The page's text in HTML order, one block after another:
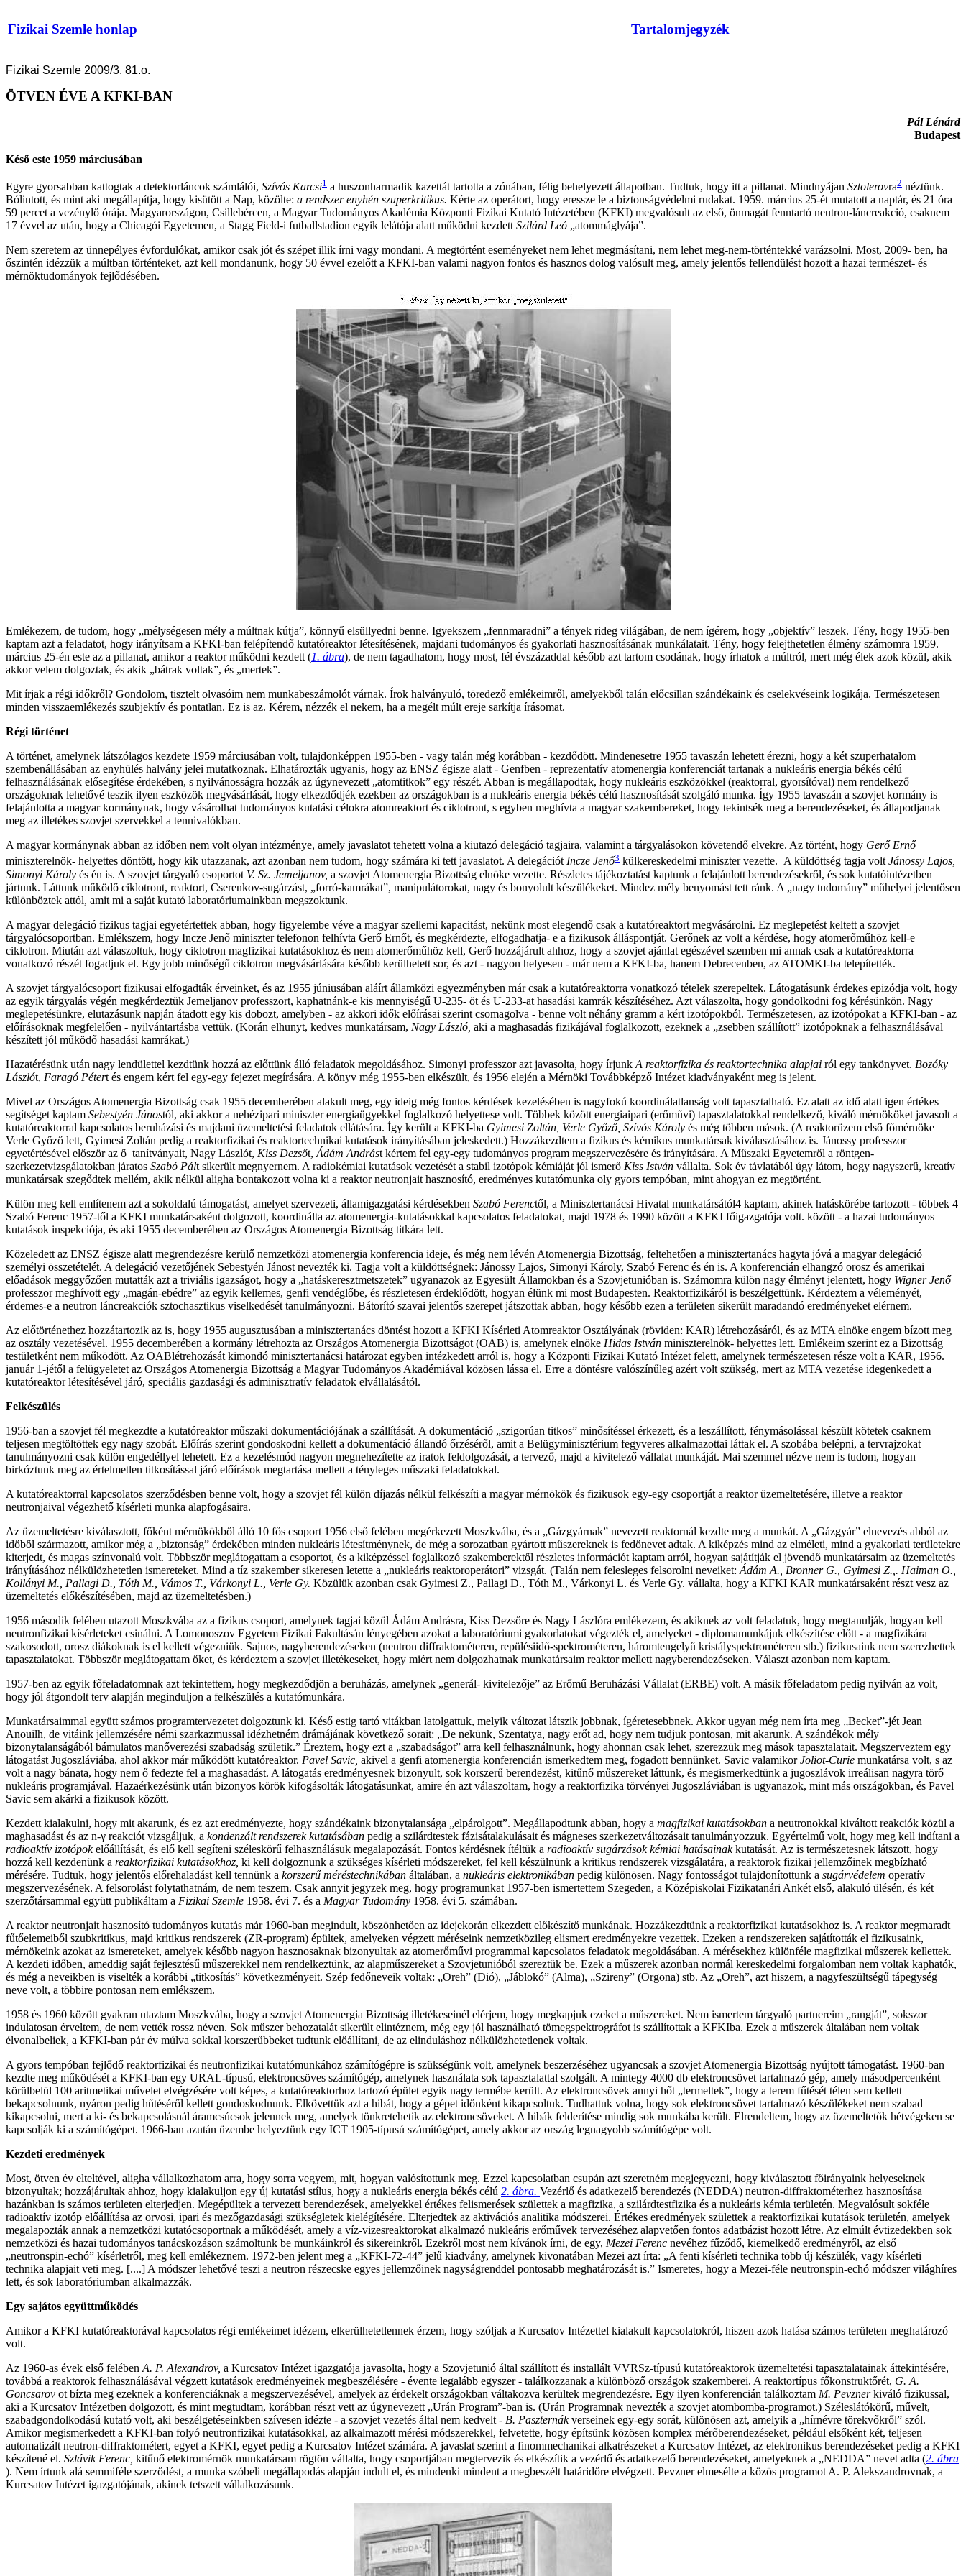
Fizikai Szemle honlap Tartalomjegyzék
Fizikai Szemle 2009/3. 81.o.
ÖTVEN ÉVE A KFKI-BAN
Pál Lénárd
Budapest
Késő este 1959 márciusában
Egyre gyorsabban kattogtak a detektorláncok számlálói, Szívós Karcsi1 a huszonharmadik kazettát tartotta a zónában, félig behelyezett állapotban. Tudtuk, hogy itt a pillanat. Mindnyájan Sztolerovra2 néztünk.
Bólintott, és mint aki megállapítja, hogy kisütött a Nap, közölte: a rendszer enyhén szuperkritikus. Kérte az operátort, hogy eressze le a biztonságvédelmi rudakat. 1959. március 25-ét mutatott a naptár, és 21 óra
59 percet a vezénylő órája. Magyarországon, Csillebércen, a Magyar Tudományos Akadémia Központi Fizikai Kutató Intézetében (KFKI) megvalósult az első, önmagát fenntartó neutron-láncreakció, csaknem
17 évvel az után, hogy a Chicagói Egyetemen, a Stagg Field-i futballstadion egyik lelátója alatt működni kezdett Szilárd Leó „atommáglyája”.
Nem szeretem az ünnepélyes évfordulókat, amikor csak jót és szépet illik írni vagy mondani. A megtörtént eseményeket nem lehet megmásítani, nem lehet meg-nem-történtekké varázsolni. Most, 2009- ben, ha
őszintén idézzük a múltban történteket, azt kell mondanunk, hogy 50 évvel ezelőtt a KFKI-ban valami nagyon fontos és hasznos dolog valósult meg, amely jelentős fellendülést hozott a hazai természet- és
mérnöktudományok fejlődésében.
Emlékezem, de tudom, hogy „mélységesen mély a múltnak kútja”, könnyű elsüllyedni benne. Igyekszem „fennmaradni” a tények rideg világában, de nem ígérem, hogy „objektív” leszek. Tény, hogy 1955-ben
kaptam azt a feladatot, hogy irányítsam a KFKI-ban felépítendő kutatóreaktor létesítésének, majdani tudományos és gyakorlati hasznosításának munkálatait. Tény, hogy felejthetetlen élmény számomra 1959.
március 25-én este az a pillanat, amikor a reaktor működni kezdett (1. ábra), de nem tagadhatom, hogy most, fél évszázaddal később azt tartom csodának, hogy írhatok a múltról, mert még élek azok közül, akik
akkor velem dolgoztak, és akik „bátrak voltak”, és „mertek”.
Mit írjak a régi időkről? Gondolom, tisztelt olvasóim nem munkabeszámolót várnak. Írok halványuló, töredező emlékeimről, amelyekből talán előcsillan szándékaink és cselekvéseink logikája. Természetesen
minden visszaemlékezés szubjektív és pontatlan. Ez is az. Kérem, nézzék el nekem, ha a megélt múlt ereje sarkítja írásomat.
Régi történet
A történet, amelynek látszólagos kezdete 1959 márciusában volt, tulajdonképpen 1955-ben - vagy talán még korábban - kezdődött. Mindenesetre 1955 tavaszán lehetett érezni, hogy a két szuperhatalom
szembenállásában az enyhülés halvány jelei mutatkoznak. Elhatározták ugyanis, hogy az ENSZ égisze alatt - Genfben - reprezentatív atomenergia konferenciát tartanak a nukleáris energia békés célú
felhasználásának elősegítése érdekében, s nyilvánosságra hozzák az úgynevezett „atomtitkok” egy részét. Abban is megállapodtak, hogy nukleáris eszközökkel (reaktorral, gyorsítóval) nem rendelkező
országoknak lehetővé teszik ilyen eszközök megvásárlását, hogy elkezdődjék ezekben az országokban is a nukleáris energia békés célú hasznosítását szolgáló munka. Így 1955 tavaszán a szovjet kormány is
felajánlotta a magyar kormánynak, hogy vásárolhat tudományos kutatási célokra atomreaktort és ciklotront, s egyben meghívta a magyar szakembereket, hogy tekintsék meg a berendezéseket, és állapodjanak
meg az illetékes szovjet szervekkel a tennivalókban.
A magyar kormánynak abban az időben nem volt olyan intézménye, amely javaslatot tehetett volna a kiutazó delegáció tagjaira, valamint a tárgyalásokon követendő elvekre. Az történt, hogy Gerő Ernő
miniszterelnök- helyettes döntött, hogy kik utazzanak, azt azonban nem tudom, hogy számára ki tett javaslatot. A delegációtIncze Jenő3 külkereskedelmi miniszter vezette. A küldöttség tagja voltJánossy Lajos,
Simonyi Károly és én is. A szovjet tárgyaló csoportot V. Sz. Jemeljanov, a szovjet Atomenergia Bizottság elnöke vezette. Részletes tájékoztatást kaptunk a felajánlott berendezésekről, és sok kutatóintézetben
jártunk. Láttunk működő ciklotront, reaktort, Cserenkov-sugárzást, „forró-kamrákat”, manipulátorokat, nagy és bonyolult készülékeket. Mindez mély benyomást tett ránk. A „nagy tudomány” műhelyei jelentősen
különböztek attól, amit mi a saját kutató laboratóriumainkban megszoktunk.
A magyar delegáció fizikus tagjai egyetértettek abban, hogy figyelembe véve a magyar szellemi kapacitást, nekünk most elegendő csak a kutatóreaktort megvásárolni. Ez meglepetést keltett a szovjet
tárgyalócsoportban. Emlékszem, hogy Incze Jenő miniszter telefonon felhívta Gerő Ernőt, és megkérdezte, elfogadhatja- e a fizikusok álláspontját. Gerőnek az volt a kérdése, hogy atomerőműhöz kell-e
ciklotron. Miután azt válaszoltuk, hogy ciklotron magfizikai kutatásokhoz és nem atomerőműhöz kell, Gerő hozzájárult ahhoz, hogy a szovjet ajánlat egészével szemben mi annak csak a kutatóreaktorra
vonatkozó részét fogadjuk el. Egy jobb minőségű ciklotron megvásárlására később kerülhetett sor, és azt - nagyon helyesen - már nem a KFKI-ba, hanem Debrecenben, az ATOMKI-ba telepítették.
A szovjet tárgyalócsoport fizikusai elfogadták érveinket, és az 1955 júniusában aláírt államközi egyezményben már csak a kutatóreaktorra vonatkozó tételek szerepeltek. Látogatásunk érdekes epizódja volt, hogy
az egyik tárgyalás végén megkérdeztük Jemeljanov professzort, kaphatnánk-e kis mennyiségű U-235- öt és U-233-at hasadási kamrák készítéséhez. Azt válaszolta, hogy gondolkodni fog kérésünkön. Nagy
meglepetésünkre, elutazásunk napján átadott egy kis dobozt, amelyben - az akkori idők előírásai szerint csomagolva - benne volt néhány gramm a kért izotópokból. Természetesen, az izotópokat a KFKI-ban - az
előírásoknak megfelelően - nyilvántartásba vettük. (Korán elhunyt, kedves munkatársam, Nagy László, aki a maghasadás fizikájával foglalkozott, ezeknek a „zsebben szállított” izotópoknak a felhasználásával
készített jól működő hasadási kamrákat.)
Hazatérésünk után nagy lendülettel kezdtünk hozzá az előttünk álló feladatok megoldásához. Simonyi professzor azt javasolta, hogy írjunk A reaktorfizika és reaktortechnika alapjai ról egy tankönyvet. Bozóky
Lászlót, Faragó Pétert és engem kért fel egy-egy fejezet megírására. A könyv még 1955-ben elkészült, és 1956 elején a Mérnöki Továbbképző Intézet kiadványaként meg is jelent.
Mivel az Országos Atomenergia Bizottság csak 1955 decemberében alakult meg, egy ideig még fontos kérdések kezelésében is nagyfokú koordinálatlanság volt tapasztalható. Ez alatt az idő alatt igen értékes
segítséget kaptam Sebestyén Jánostól, aki akkor a nehézipari miniszter energiaügyekkel foglalkozó helyettese volt. Többek között energiaipari (erőművi) tapasztalatokkal rendelkező, kiváló mérnököket javasolt a
kutatóreaktorral kapcsolatos beruházási és majdani üzemeltetési feladatok ellátására. Így került a KFKI-ba Gyimesi Zoltán, Verle Győző, Szívós Károly és még többen mások. (A reaktorüzem első főmérnöke
Verle Győző lett, Gyimesi Zoltán pedig a reaktorfizikai és reaktortechnikai kutatások irányításában jeleskedett.) Hozzákezdtem a fizikus és kémikus munkatársak kiválasztásához is. Jánossy professzor
egyetértésével először az ő tanítványait, Nagy Lászlót, Kiss Dezsőt, Ádám Andrást kértem fel egy-egy tudományos program megszervezésére és irányítására. A Műszaki Egyetemről a röntgen-
szerkezetvizsgálatokban járatos Szabó Pált sikerült megnyernem. A radiokémiai kutatások vezetését a stabil izotópok kémiáját jól ismerő Kiss István vállalta. Sok év távlatából úgy látom, hogy nagyszerű, kreatív
munkatársak szegődtek mellém, akik nélkül aligha bontakozott volna ki a reaktor neutronjait hasznosító, eredményes kutatómunka oly gyors tempóban, mint ahogyan ez megtörtént.
Külön meg kell említenem azt a sokoldalú támogatást, amelyet szervezeti, államigazgatási kérdésekben Szabó Ferenctől, a Minisztertanácsi Hivatal munkatársától4 kaptam, akinek hatáskörébe tartozott - többek 4
Szabó Ferenc 1957-től a KFKI munkatársaként dolgozott, koordinálta az atomenergia-kutatásokkal kapcsolatos feladatokat, majd 1978 és 1990 között a KFKI főigazgatója volt. között - a hazai tudományos
kutatások inspekciója, és aki 1955 decemberében az Országos Atomenergia Bizottság titkára lett.
Közeledett az ENSZ égisze alatt megrendezésre kerülő nemzetközi atomenergia konferencia ideje, és még nem lévén Atomenergia Bizottság, feltehetően a minisztertanács hagyta jóvá a magyar delegáció
személyi összetételét. A delegáció vezetőjének Sebestyén Jánost nevezték ki. Tagja volt a küldöttségnek: Jánossy Lajos, Simonyi Károly, Szabó Ferenc és én is. A konferencián elhangzó orosz és amerikai
előadások meggyőzően mutatták azt a triviális igazságot, hogy a „hatáskeresztmetszetek” ugyanazok az Egyesült Államokban és a Szovjetunióban is. Számomra külön nagy élményt jelentett, hogy Wigner Jenő
professzor meghívott egy „magán-ebédre” az egyik kellemes, genfi vendéglőbe, és részletesen érdeklődött, hogyan élünk mi most Budapesten. Reaktorfizikáról is beszélgettünk. Kérdeztem a véleményét,
érdemes-e a neutron láncreakciók sztochasztikus viselkedését tanulmányozni. Bátorító szavai jelentős szerepet játszottak abban, hogy később ezen a területen sikerült maradandó eredményeket elérnem.
Az előtörténethez hozzátartozik az is, hogy 1955 augusztusában a minisztertanács döntést hozott a KFKI Kísérleti Atomreaktor Osztályának (röviden: KAR) létrehozásáról, és az MTA elnöke engem bízott meg
az osztály vezetésével. 1955 decemberében a kormány létrehozta az Országos Atomenergia Bizottságot (OAB) is, amelynek elnöke Hidas István miniszterelnök- helyettes lett. Emlékeim szerint ez a Bizottság
testületként nem működött. Az OABlétrehozását kimondó minisztertanácsi határozat egyben intézkedett arról is, hogy a Központi Fizikai Kutató Intézet felett, amelynek természetesen része volt a KAR, 1956.
január 1-jétől a felügyeletet az Országos Atomenergia Bizottság a Magyar Tudományos Akadémiával közösen lássa el. Erre a döntésre valószínűleg azért volt szükség, mert az MTA vezetése idegenkedett a
kutatóreaktor létesítésével járó, speciális gazdasági és adminisztratív feladatok elvállalásától.
Felkészülés
1956-ban a szovjet fél megkezdte a kutatóreaktor műszaki dokumentációjának a szállítását. A dokumentáció „szigorúan titkos” minősítéssel érkezett, és a leszállított, fénymásolással készült kötetek csaknem
teljesen megtöltöttek egy nagy szobát. Előírás szerint gondoskodni kellett a dokumentáció állandó őrzéséről, amit a Belügyminisztérium fegyveres alkalmazottai láttak el. A szobába belépni, a tervrajzokat
tanulmányozni csak külön engedéllyel lehetett. Ez a kezelésmód nagyon megnehezítette az iratok feldolgozását, a tervező, majd a kivitelező vállalat munkáját. Mai szemmel nézve nem is tudom, hogyan
birkóztunk meg az értelmetlen titkosítással járó előírások megtartása mellett a tényleges műszaki feladatokkal.
A kutatóreaktorral kapcsolatos szerződésben benne volt, hogy a szovjet fél külön díjazás nélkül felkészíti a magyar mérnökök és fizikusok egy-egy csoportját a reaktor üzemeltetésére, illetve a reaktor
neutronjaival végezhető kísérleti munka alapfogásaira.
Az üzemeltetésre kiválasztott, főként mérnökökből álló 10 fős csoport 1956 első felében megérkezett Moszkvába, és a „Gázgyárnak” nevezett reaktornál kezdte meg a munkát. A „Gázgyár” elnevezés abból az
időből származott, amikor még a „biztonság” érdekében minden nukleáris létesítménynek, de még a sorozatban gyártott műszereknek is fedőnevet adtak. A kiképzés mind az elméleti, mind a gyakorlati területekre
kiterjedt, és magas színvonalú volt. Többször meglátogattam a csoportot, és a kiképzéssel foglalkozó szakemberektől részletes információt kaptam arról, hogyan sajátítják el jövendő munkatársaim az üzemeltetés
irányításához nélkülözhetetlen ismereteket. Mind a tíz szakember sikeresen letette a „nukleáris reaktoroperátori” vizsgát. (Talán nem felesleges felsorolni neveiket: Ádám A., Bronner G., Gyimesi Z.,. Haiman O.,
Kollányi M., Pallagi D., Tóth M., Vámos T., Várkonyi L., Verle Gy. Közülük azonban csak Gyimesi Z., Pallagi D., Tóth M., Várkonyi L. és Verle Gy. vállalta, hogy a KFKI KAR munkatársaként részt vesz az
üzemeltetés előkészítésében, majd az üzemeltetésben.)
1956 második felében utazott Moszkvába az a fizikus csoport, amelynek tagjai közül Ádám Andrásra, Kiss Dezsőre és Nagy Lászlóra emlékezem, és akiknek az volt feladatuk, hogy megtanulják, hogyan kell
neutronfizikai kísérleteket csinálni. A Lomonoszov Egyetem Fizikai Fakultásán lényegében azokat a laboratóriumi gyakorlatokat végezték el, amelyeket - diplomamunkájuk elkészítése előtt - a magfizikára
szakosodott, orosz diákoknak is el kellett végezniük. Sajnos, nagyberendezéseken (neutron diffraktométeren, repülésiidő-spektrométeren, háromtengelyű kristályspektrométeren stb.) fizikusaink nem szerezhettek
tapasztalatokat. Többször meglátogattam őket, és kérdeztem a szovjet illetékeseket, hogy miért nem dolgozhatnak munkatársaim reaktor mellett nagyberendezéseken. Választ azonban nem kaptam.
1957-ben az egyik főfeladatomnak azt tekintettem, hogy megkezdődjön a beruházás, amelynek „generál- kivitelezője” az Erőmű Beruházási Vállalat (ERBE) volt. A másik főfeladatom pedig nyilván az volt,
hogy jól átgondolt terv alapján meginduljon a felkészülés a kutatómunkára.
Munkatársaimmal együtt számos programtervezetet dolgoztunk ki. Késő estig tartó vitákban latolgattuk, melyik változat látszik jobbnak, ígéretesebbnek. Akkor ugyan még nem írta meg „Becket”-jét Jean
Anouilh, de vitáink jellemzésére némi szarkazmussal idézhetném drámájának következő sorait: „De nekünk, Szentatya, nagy erőt ad, hogy nem tudjuk pontosan, mit akarunk. A szándékok mély
bizonytalanságából bámulatos manőverezési szabadság születik.” Éreztem, hogy ezt a „szabadságot” arra kell felhasználnunk, hogy ahonnan csak lehet, szerezzük meg mások tapasztalatait. Megszerveztem egy
látogatást Jugoszláviába, ahol akkor már működött kutatóreaktor. Pavel Savic, akivel a genfi atomenergia konferencián ismerkedtem meg, fogadott bennünket. Savic valamikorJoliot-Curie munkatársa volt, s az
volt a nagy bánata, hogy nem ő fedezte fel a maghasadást. A látogatás eredményesnek bizonyult, sok korszerű berendezést, kitűnő műszereket láttunk, és megismerkedtünk a jugoszlávok irreálisan nagyra törő
nukleáris programjával. Hazaérkezésünk után bizonyos körök kifogásolták látogatásunkat, amire én azt válaszoltam, hogy a reaktorfizika törvényei Jugoszláviában is ugyanazok, mint más országokban, és Pavel
Savic sem akárki a fizikusok között.
Kezdett kialakulni, hogy mit akarunk, és ez azt eredményezte, hogy szándékaink bizonytalansága „elpárolgott”. Megállapodtunk abban, hogy a magfizikai kutatásokban a neutronokkal kiváltott reakciók közül a
maghasadást és az n-γ reakciót vizsgáljuk, a kondenzált rendszerek kutatásában pedig a szilárdtestek fázisátalakulásait és mágneses szerkezetváltozásait tanulmányozzuk. Egyértelmű volt, hogy meg kell indítani a
radioaktív izotópokelőállítását, és elő kell segíteni széleskörű felhasználásuk megalapozását. Fontos kérdésnek ítéltük a radioaktív sugárzások kémiai hatásainakkutatását. Az is természetesnek látszott, hogy
hozzá kell kezdenünk a reaktorfizikai kutatásokhoz, ki kell dolgoznunk a szükséges kísérleti módszereket, fel kell készülnünk a kritikus rendszerek vizsgálatára, a reaktorok fizikai jellemzőinek megbízható
mérésére. Tudtuk, hogy jelentős előrehaladást kell tennünk a korszerű méréstechnikában általában, a nukleáris elektronikában pedig különösen. Nagy fontosságot tulajdonítottunk a sugárvédelem operatív
megszervezésének. A felsorolást folytathatnám, de nem teszem. Csak annyit jegyzek meg, hogy programunkat 1957-ben ismertettem Szegeden, a Középiskolai Fizikatanári Ankét első, alakuló ülésén, és két
szerzőtársammal együtt publikáltam a Fizikai Szemle 1958. évi 7. és a Magyar Tudomány 1958. évi 5. számában.
A reaktor neutronjait hasznosító tudományos kutatás már 1960-ban megindult, köszönhetően az idejekorán elkezdett előkészítő munkának. Hozzákezdtünk a reaktorfizikai kutatásokhoz is. A reaktor megmaradt
fűtőelemeiből szubkritikus, majd kritikus rendszerek (ZR-program) épültek, amelyeken végzett méréseink nemzetközileg elismert eredményekre vezettek. Ezeken a rendszereken sajátították el fizikusaink,
mérnökeink azokat az ismereteket, amelyek később nagyon hasznosaknak bizonyultak az atomerőművi programmal kapcsolatos feladatok megoldásában. A mérésekhez különféle magfizikai műszerek kellettek.
A kezdeti időben, ameddig saját fejlesztésű műszerekkel nem rendelkeztünk, az alapműszereket a Szovjetunióból szereztük be. Ezek a műszerek azonban normál kereskedelmi forgalomban nem voltak kaphatók,
és még a neveikben is viselték a korábbi „titkosítás” következményeit. Szép fedőneveik voltak: „Oreh” (Dió), „Jáblokó” (Alma), „Szireny” (Orgona) stb. Az „Oreh”, azt hiszem, a nagyfeszültségű tápegység
neve volt, a többire pontosan nem emlékszem.
1958 és 1960 között gyakran utaztam Moszkvába, hogy a szovjet Atomenergia Bizottság illetékeseinél elérjem, hogy megkapjuk ezeket a műszereket. Nem ismertem tárgyaló partnereim „rangját”, sokszor
indulatosan érveltem, de nem vették rossz néven. Sok műszer behozatalát sikerült elintéznem, még egy jól használható tömegspektrográfot is szállítottak a KFKIba. Ezek a műszerek általában nem voltak
élvonalbeliek, a KFKI-ban pár év múlva sokkal korszerűbbeket tudtunk előállítani, de az elinduláshoz nélkülözhetetlenek voltak.
A gyors tempóban fejlődő reaktorfizikai és neutronfizikai kutatómunkához számítógépre is szükségünk volt, amelynek beszerzéséhez ugyancsak a szovjet Atomenergia Bizottság nyújtott támogatást. 1960-ban
kezdte meg működését a KFKI-ban egy URAL-típusú, elektroncsöves számítógép, amelynek használata sok tapasztalattal szolgált. A mintegy 4000 db elektroncsövet tartalmazó gép, amely másodpercenként
körülbelül 100 aritmetikai művelet elvégzésére volt képes, a kutatóreaktorhoz tartozó épület egyik nagy termébe került. Az elektroncsövek annyi hőt „termeltek”, hogy a terem fűtését télen sem kellett
bekapcsolnunk, nyáron pedig hűtéséről kellett gondoskodnunk. Elkövettük azt a hibát, hogy a gépet időnként kikapcsoltuk. Tudhattuk volna, hogy sok elektroncsövet tartalmazó készülékeket nem szabad
kikapcsolni, mert a ki- és bekapcsolásnál áramcsúcsok jelennek meg, amelyek tönkretehetik az elektroncsöveket. A hibák felderítése mindig sok munkába került. Elrendeltem, hogy az üzemeltetők hétvégeken se
kapcsolják ki a számítógépet. 1966-ban azután üzembe helyeztünk egy ICT 1905-típusú számítógépet, amely akkor az ország legnagyobb számítógépe volt.
Kezdeti eredmények
Most, ötven év elteltével, aligha vállalkozhatom arra, hogy sorra vegyem, mit, hogyan valósítottunk meg. Ezzel kapcsolatban csupán azt szeretném megjegyezni, hogy kiválasztott főirányaink helyeseknek
bizonyultak; hozzájárultak ahhoz, hogy kialakuljon egy új kutatási stílus, hogy a nukleáris energia békés célú 2. ábra. Vezérlő és adatkezelő berendezés (NEDDA) neutron-diffraktométerhez hasznosítása
hazánkban is számos területen elterjedjen. Megépültek a tervezett berendezések, amelyekkel értékes felismerések születtek a magfizika, a szilárdtestfizika és a nukleáris kémia területén. Megvalósult sokféle
radioaktív izotóp előállítása az orvosi, ipari és mezőgazdasági szükségletek kielégítésére. Elterjedtek az aktivációs analitika módszerei. Értékes eredmények születtek a reaktorfizikai kutatások területén, amelyek
megalapozták annak a nemzetközi kutatócsoportnak a működését, amely a víz-vizesreaktorokat alkalmazó nukleáris erőművek tervezéséhez alapvetően fontos adatbázist hozott létre. Az elmúlt évtizedekben sok
nemzetközi és hazai tudományos tanácskozáson számoltunk be munkáinkról és sikereinkről. Ezekről most nem kívánok írni, de egy, Mezei Ferenc nevéhez fűződő, kiemelkedő eredményről, az első
„neutronspin-echó” kísérletről, meg kell emlékeznem. 1972-ben jelent meg a „KFKI-72-44” jelű kiadvány, amelynek kivonatában Mezei azt írta: „A fenti kísérleti technika több új készülék, vagy kísérleti
technika alapjait veti meg. [....] A módszer lehetővé teszi a neutron részecske egyes jellemzőinek nagyságrenddel pontosabb meghatározását is.” Ismeretes, hogy a Mezei-féle neutronspin-echó módszer világhíres
lett, és sok laboratóriumban alkalmazzák.
Egy sajátos együttműködés
Amikor a KFKI kutatóreaktorával kapcsolatos régi emlékeimet idézem, elkerülhetetlennek érzem, hogy szóljak a Kurcsatov Intézettel kialakult kapcsolatokról, hiszen azok hatása számos területen meghatározó
volt.
Az 1960-as évek első felében A. P. Alexandrov, a Kurcsatov Intézet igazgatója javasolta, hogy a Szovjetunió által szállított és installált VVRSz-típusú kutatóreaktorok üzemeltetési tapasztalatainak áttekintésére,
továbbá a reaktorok felhasználásával végzett kutatások eredményeinek megbeszélésére - évente legalább egyszer - találkozzanak a különböző országok szakemberei. A reaktortípus főkonstruktőrét, G. A.
Goncsarov ot bízta meg ezeknek a konferenciáknak a megszervezésével, amelyek az érdekelt országokban váltakozva kerültek megrendezésre. Egy ilyen konferencián találkoztam M. Pevznerkiváló fizikussal,
aki a Kurcsatov Intézetben dolgozott, és mint megtudtam, korábban részt vett az úgynevezett „Urán Program”-ban is. (Urán Programnak nevezték a szovjet atombomba-programot.) Széleslátókörű, művelt,
szabadgondolkodású kutató volt, aki beszélgetéseinkben szívesen idézte - a szovjet vezetés által nem kedvelt - B. Paszternákverseinek egy-egy sorát, különösen azt, amelyik a „hírnévre törekvőkről” szól.
Amikor megismerkedett a KFKI-ban folyó neutronfizikai kutatásokkal, az alkalmazott mérési módszerekkel, felvetette, hogy építsünk közösen komplex mérőberendezéseket, például elsőként két, teljesen
automatizált neutron-diffraktométert, egyet a KFKI, egyet pedig a Kurcsatov Intézet számára. A javaslat szerint a finommechanikai alkatrészeket a Kurcsatov Intézet, az elektronikus berendezéseket pedig a KFKI
készítené el. Szlávik Ferenc, kitűnő elektromérnök munkatársam rögtön vállalta, hogy csoportjában megtervezik és elkészítik a vezérlő és adatkezelő berendezéseket, amelyeknek a „NEDDA” nevet adta (2. ábra
). Nem írtunk alá semmiféle szerződést, a munka szóbeli megállapodás alapján indult el, és mindenki mindent a megbeszélt határidőre elvégzett. Pevzner elmesélte a közös programot A. P. Alekszandrovnak, a
Kurcsatov Intézet igazgatójának, akinek tetszett vállalkozásunk.